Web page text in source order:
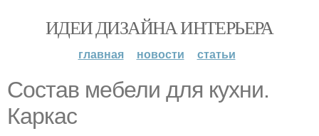
ИДЕИ ДИЗАЙНА ИНТЕРЬЕРА
главная новости статьи
Состав мебели для кухни.
Каркас